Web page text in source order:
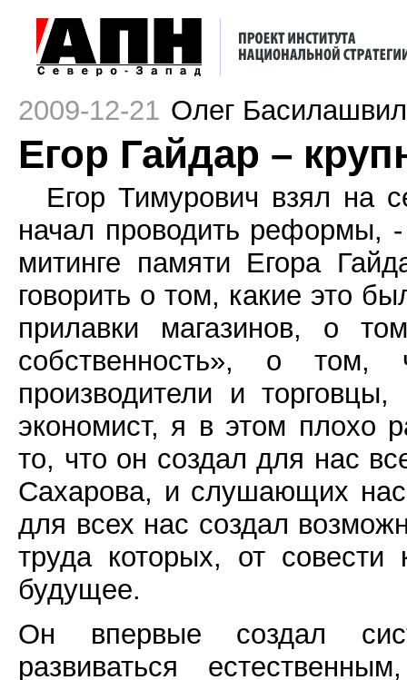
2009-12-21 Олег
Егор Гайдар –
Егор Тимурович взял на
начал проводить реформы,
митинге памяти Егора
говорить о том, какие это
прилавки магазинов, о
собственность», о том,
производители и
экономист, я в этом плохо
то, что он создал для нас
Сахарова, и слушающих
для всех нас создал
труда которых, от совести
будущее.
Он впервые создал
развиваться